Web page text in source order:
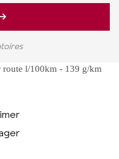
l/100km - 139 g/km